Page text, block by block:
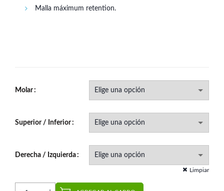
Malla máximum retention.
Molar
Superior / Inferior
Derecha / Izquierda
Limpiar
Tubo Doble LP MBT .022 | AO cantidad